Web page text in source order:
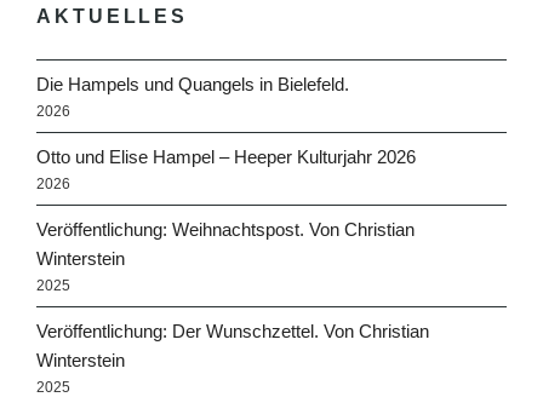
AKTUELLES
Die Hampels und Quangels in Bielefeld.
2026
Otto und Elise Hampel – Heeper Kulturjahr 2026
2026
Veröffentlichung: Weihnachtspost. Von Christian
Winterstein
2025
Veröffentlichung: Der Wunschzettel. Von Christian
Winterstein
2025